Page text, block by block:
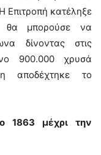
Επιτροπή κατέληξε
θα μπορούσε να
δίνοντας στις
900.000 χρυσά
αποδέχτηκε το
1863 μέχρι την